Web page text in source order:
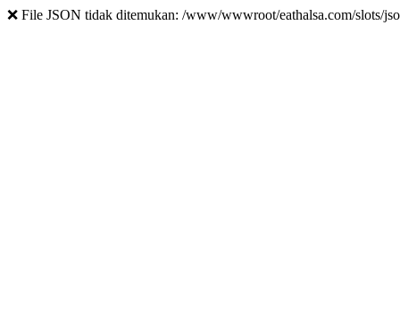
❌ File JSON tidak ditemukan: /www/wwwroot/eathalsa.com/slots/